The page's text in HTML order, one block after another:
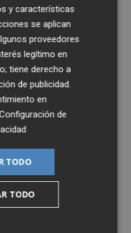
por un conejo de
que triunfa en las
y características
se aplican
proveedores
legítimo en
tiene derecho a
de publicidad
en
de
TODO
TODO